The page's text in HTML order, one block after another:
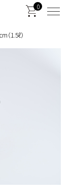
0
1.5ℓ）